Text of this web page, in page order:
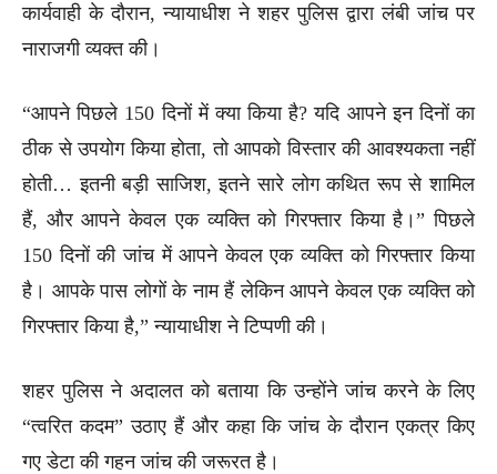
कार्यवाही के दौरान, न्यायाधीश ने शहर पुलिस द्वारा लंबी जांच पर
नाराजगी व्यक्त की।
“आपने पिछले 150 दिनों में क्या किया है? यदि आपने इन दिनों का
ठीक से उपयोग किया होता, तो आपको विस्तार की आवश्यकता नहीं
होती… इतनी बड़ी साजिश, इतने सारे लोग कथित रूप से शामिल
हैं, और आपने केवल एक व्यक्ति को गिरफ्तार किया है।” पिछले
150 दिनों की जांच में आपने केवल एक व्यक्ति को गिरफ्तार किया
है। आपके पास लोगों के नाम हैं लेकिन आपने केवल एक व्यक्ति को
गिरफ्तार किया है,” न्यायाधीश ने टिप्पणी की।
शहर पुलिस ने अदालत को बताया कि उन्होंने जांच करने के लिए
“त्वरित कदम” उठाए हैं और कहा कि जांच के दौरान एकत्र किए
गए डेटा की गहन जांच की जरूरत है।